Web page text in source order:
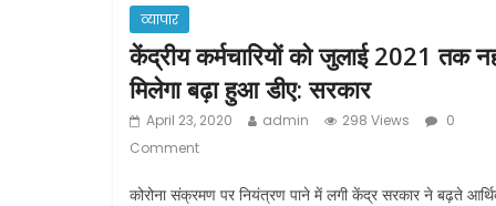
व्यापार
केंद्रीय कर्मचारियों को जुलाई 2021 तक
मिलेगा बढ़ा हुआ डीए: सरकार
April 23, 2020 admin 298 Views
0
Comment
कोरोना संक्रमण पर नियंत्रण पाने में लगी केंद्र सरकार ने बढ़ते